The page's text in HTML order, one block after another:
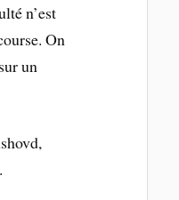
n’est
On
un